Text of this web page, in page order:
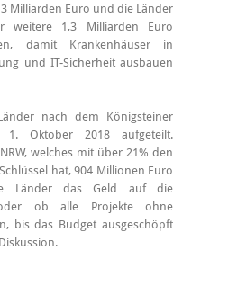
Milliarden Euro und die Länder
weitere 1,3 Milliarden Euro
damit Krankenhäuser in
und IT-Sicherheit ausbauen
nach dem Königsteiner
Oktober 2018 aufgeteilt.
welches mit über 21% den
hat, 904 Millionen Euro
Länder das Geld auf die
oder ob alle Projekte ohne
bis das Budget ausgeschöpft